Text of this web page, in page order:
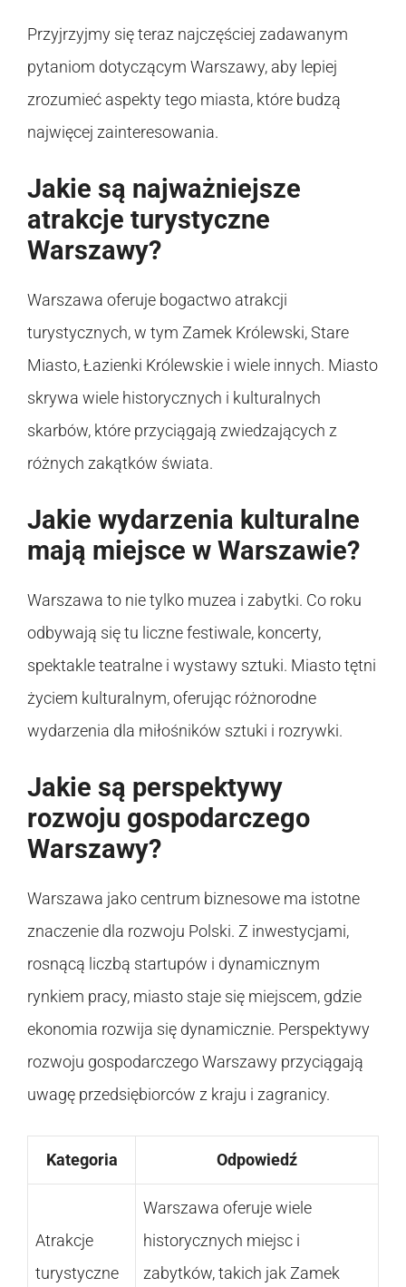
Przyjrzyjmy się teraz najczęściej zadawanym
pytaniom dotyczącym Warszawy, aby lepiej
zrozumieć aspekty tego miasta, które budzą
najwięcej zainteresowania.
Jakie są najważniejsze
atrakcje turystyczne
Warszawy?
Warszawa oferuje bogactwo atrakcji
turystycznych, w tym Zamek Królewski, Stare
Miasto, Łazienki Królewskie i wiele innych. Miasto
skrywa wiele historycznych i kulturalnych
skarbów, które przyciągają zwiedzających z
różnych zakątków świata.
Jakie wydarzenia kulturalne
mają miejsce w Warszawie?
Warszawa to nie tylko muzea i zabytki. Co roku
odbywają się tu liczne festiwale, koncerty,
spektakle teatralne i wystawy sztuki. Miasto tętni
życiem kulturalnym, oferując różnorodne
wydarzenia dla miłośników sztuki i rozrywki.
Jakie są perspektywy
rozwoju gospodarczego
Warszawy?
Warszawa jako centrum biznesowe ma istotne
znaczenie dla rozwoju Polski. Z inwestycjami,
rosnącą liczbą startupów i dynamicznym
rynkiem pracy, miasto staje się miejscem, gdzie
ekonomia rozwija się dynamicznie. Perspektywy
rozwoju gospodarczego Warszawy przyciągają
uwagę przedsiębiorców z kraju i zagranicy.
Kategoria Odpowiedź
Atrakcje
turystyczne
Warszawa oferuje wiele
historycznych miejsc i
zabytków, takich jak Zamek